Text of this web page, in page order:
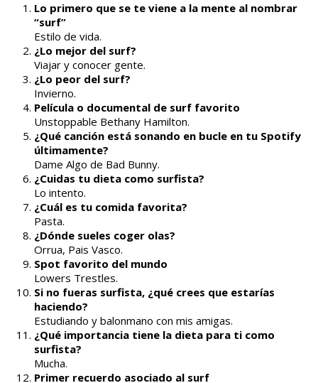
Lo primero que se te viene a la mente al nombrar
“surf”
Estilo de vida.
¿Lo mejor del surf?
Viajar y conocer gente.
¿Lo peor del surf?
Invierno.
Película o documental de surf favorito
Unstoppable Bethany Hamilton.
¿Qué canción está sonando en bucle en tu Spotify
últimamente?
Dame Algo de Bad Bunny.
¿Cuidas tu dieta como surfista?
Lo intento.
¿Cuál es tu comida favorita?
Pasta.
¿Dónde sueles coger olas?
Orrua, Pais Vasco.
Spot favorito del mundo
Lowers Trestles.
Si no fueras surfista, ¿qué crees que estarías
haciendo?
Estudiando y balonmano con mis amigas.
¿Qué importancia tiene la dieta para ti como
surfista?
Mucha.
Primer recuerdo asociado al surf